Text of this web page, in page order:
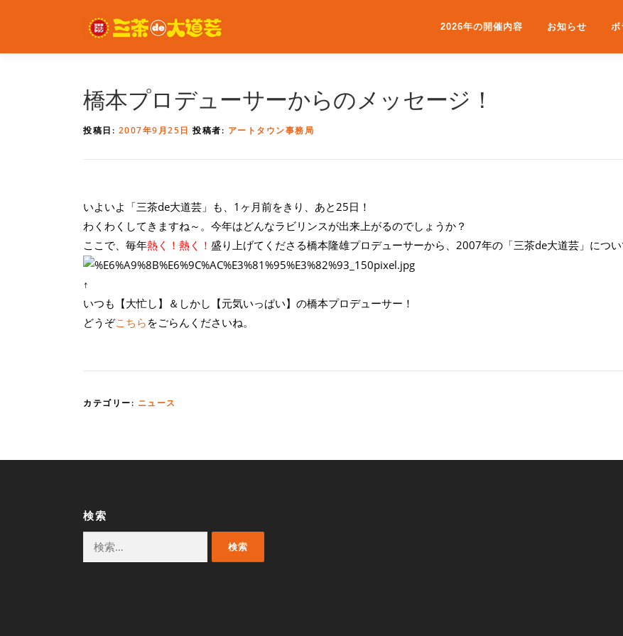
ン
2026年の開催内容 お知らせ ボ
橋本プロデューサーからのメッセージ！
投稿日: 2007年9月25日 投稿者: アートタウン事務局
いよいよ「三茶de大道芸」も、1ヶ月前をきり、あと25日！
わくわくしてきますね～。今年はどんなラビリンスが出来上がるのでしょうか？
ここで、毎年熱く！熱く！ 盛り上げてくださる橋本隆雄プロデューサーから、2007年の「三茶de大道芸」につい
↑
いつも【大忙し】＆しかし【元気いっぱい】の橋本プロデューサー！
どうぞこちらをごらんくださいね。
カテゴリー: ニュース
検索